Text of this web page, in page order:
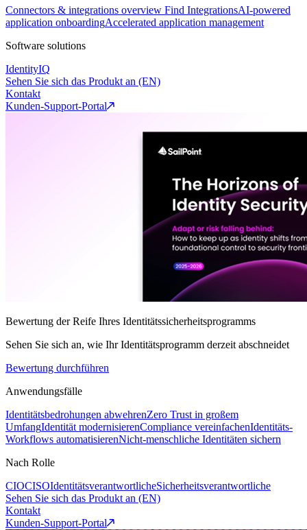
Connectors & integrations overview Find IntegrationsAI-powered
application onboardingAccelerated application management
Software solutions
IdentityIQ
Sehen Sie sich das Produkt an (EN)
Kontakt
Kunden-Support-Portal
Bewertung der Reife Ihres Identitätssicherheitsprogramms
Sehen Sie sich an, wie Ihr Identitätsprogramm derzeit abschneidet
Bewertung durchführen
Anwendungsfälle
Identitätsbedrohungen abwehrenZero Trust in großem
UmfangIdentität modernisierenCompliance vereinfachenIdentitäts-
Workflows automatisierenNicht-menschliche Identitäten sichern
Nach Rolle
CIOCISOIdentitätsverantwortlicheSicherheitsverantwortliche
Sehen Sie sich das Produkt an (EN)
Kontakt
Kunden-Support-Portal